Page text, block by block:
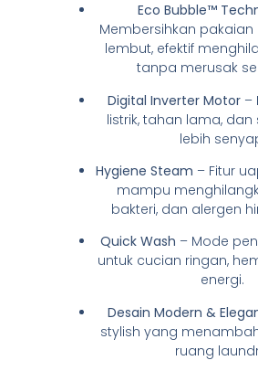
Eco Bubble™
Membersihkan
lembut, efektif
tanpa merusak
Digital Inverter Motor –
listrik, tahan lama,
lebih
Hygiene Steam – Fitur
mampu
bakteri, dan alergen
Quick Wash – Mode
untuk cucian ringan,
energi.
Desain Modern &
stylish yang
ruang